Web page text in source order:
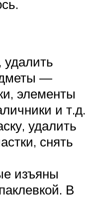
удалить
—
элементы
и т.д.
удалить
снять
изъяны
В